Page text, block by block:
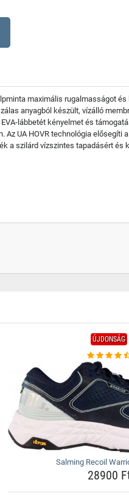
maximális rugalmasságot
anyagból készült, vízálló
lábbetét kényelmet és
UA HOVR technológia elősegíti
a szilárd vízszintes tapadásért és
ÚJDONSÁG
Salming Recoil
28900